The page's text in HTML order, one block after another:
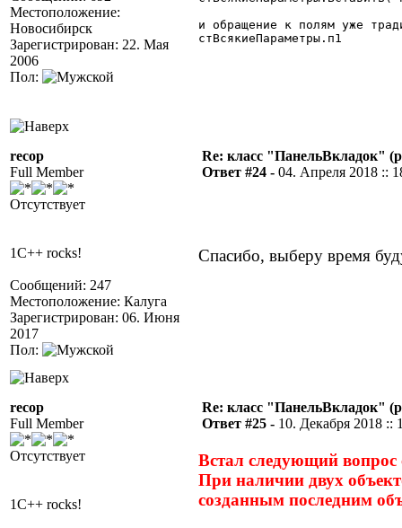
Местоположение:
Новосибирск
Зарегистрирован: 22. Мая
2006
Пол:
и обращение к полям уже
стВсякиеПараметры.п1
recop
Full Member
Отсутствует
1C++ rocks!
Сообщений: 247
Местоположение: Калуга
Зарегистрирован: 06. Июня
2017
Пол:
Re: класс "ПанельВкладок"
Ответ #24 - 04. Апреля 2018 ::
Спасибо, выберу время
recop
Full Member
Отсутствует
1C++ rocks!
Re: класс "ПанельВкладок"
Ответ #25 - 10. Декабря 2018 ::
Встал следующий
При наличии двух
созданным последним